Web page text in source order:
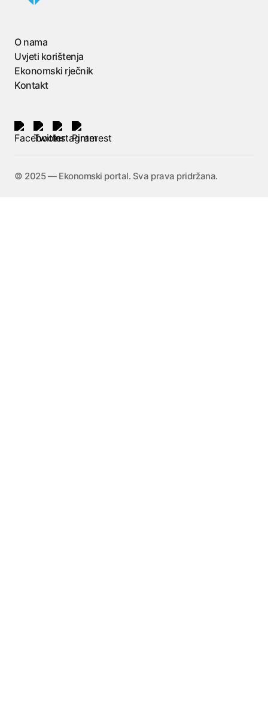
O nama
Uvjeti korištenja
Ekonomski rječnik
Kontakt
©️ 2025 — Ekonomski portal. Sva prava pridržana.